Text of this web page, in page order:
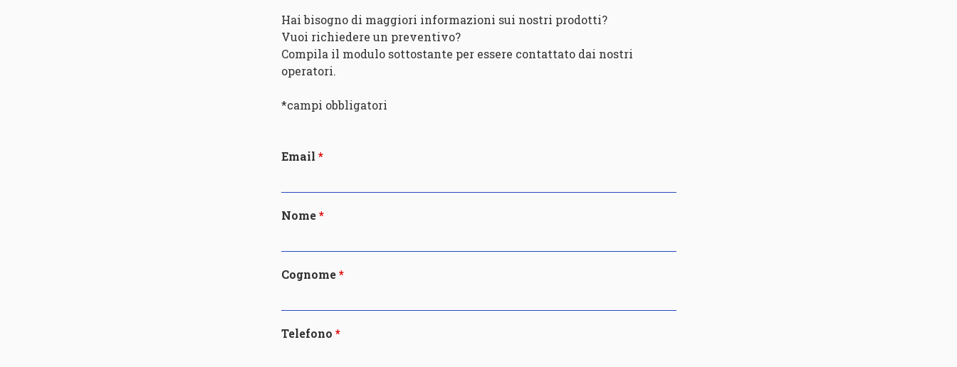
Hai bisogno di maggiori informazioni sui nostri prodotti?
Vuoi richiedere un preventivo?
Compila il modulo sottostante per essere contattato dai nostri
operatori.
*campi obbligatori
Email
Nome
Cognome
Telefono